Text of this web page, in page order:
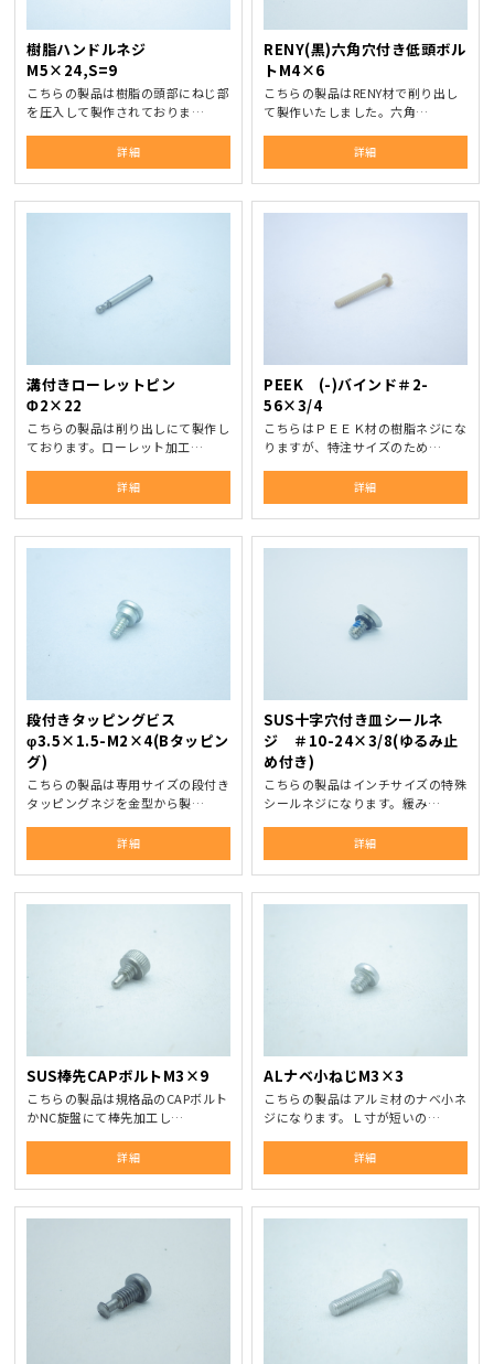
樹脂ハンドルネジ
M5×24,S=9
こちらの製品は樹脂の頭部にねじ部
を圧入して製作されておりま…
詳細
RENY(黒)六角穴付き低頭ボル
トM4×6
こちらの製品はRENY材で削り出し
て製作いたしました。六角…
詳細
溝付きローレットピン
Φ2×22
こちらの製品は削り出しにて製作し
ております。ローレット加工…
詳細
PEEK (-)バインド＃2-
56×3/4
こちらはＰＥＥＫ材の樹脂ネジにな
りますが、特注サイズのため…
詳細
段付きタッピングビス
φ3.5×1.5-M2×4(Bタッピン
グ)
こちらの製品は専用サイズの段付き
タッピングネジを金型から製…
詳細
SUS十字穴付き皿シールネ
ジ ＃10-24×3/8(ゆるみ止
め付き)
こちらの製品はインチサイズの特殊
シールネジになります。緩み…
詳細
SUS棒先CAPボルトM3×9
こちらの製品は規格品のCAPボルト
かNC旋盤にて棒先加工し…
詳細
ALナベ小ねじM3×3
こちらの製品はアルミ材のナべ小ネ
ジになります。Ｌ寸が短いの…
詳細